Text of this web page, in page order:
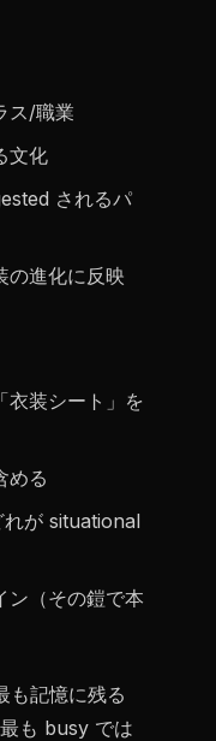
ス/職業
文化
されるパ
の進化に反映
衣装シート」を
める
が situational
ン（その鎧で本
も記憶に残る
も busy では